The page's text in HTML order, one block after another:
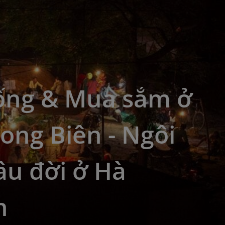
& Mua sắm ở
Biên - Ngôi
đời ở Hà